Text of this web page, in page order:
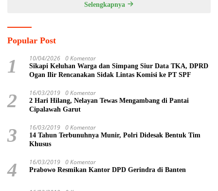
Selengkapnya
Popular Post
1 10/04/2026 0 Komentar
Sikapi Keluhan Warga dan Simpang Siur Data TKA, DPRD
Ogan Ilir Rencanakan Sidak Lintas Komisi ke PT SPF
2 16/03/2019 0 Komentar
2 Hari Hilang, Nelayan Tewas Mengambang di Pantai
Cipalawah Garut
3 16/03/2019 0 Komentar
14 Tahun Terbunuhnya Munir, Polri Didesak Bentuk Tim
Khusus
4 16/03/2019 0 Komentar
Prabowo Resmikan Kantor DPD Gerindra di Banten